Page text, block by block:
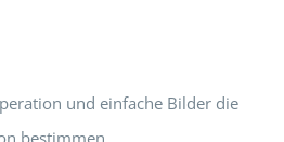
und einfache Bilder die